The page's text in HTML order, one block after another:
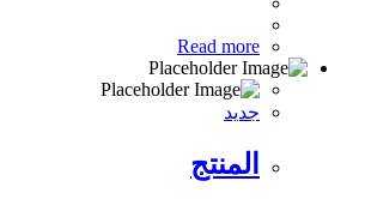
Read more
جديد
المنتج